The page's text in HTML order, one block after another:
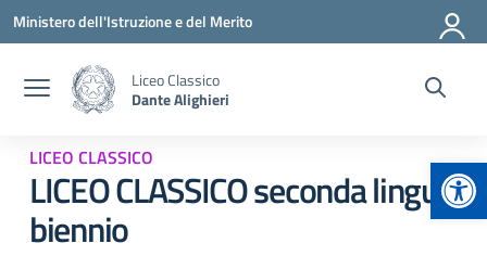
Vai ai contenuti
Vai al menu di navigazione
Vai al footer
Ministero dell'Istruzione e del Merito
Liceo Classico
Dante Alighieri
LICEO CLASSICO
LICEO CLASSICO seconda lingua
biennio